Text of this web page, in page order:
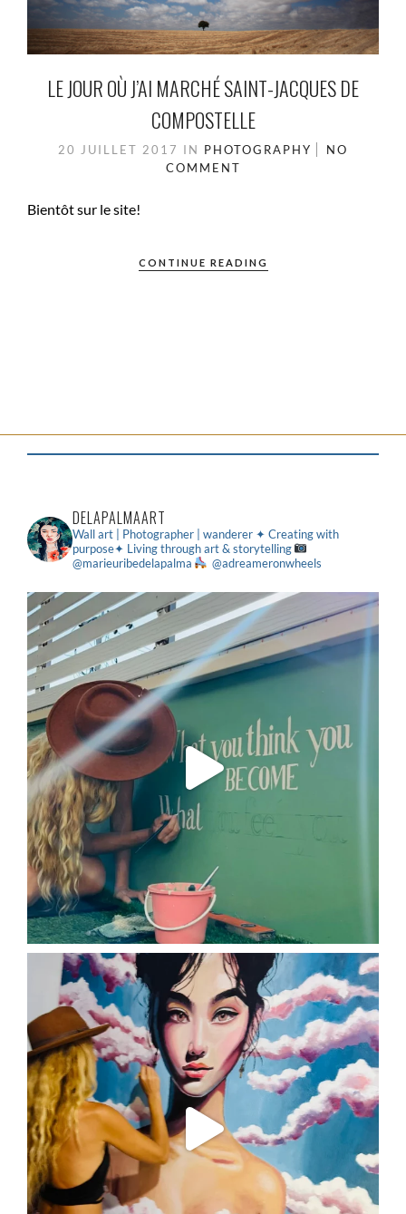
LE JOUR OÙ J’AI MARCHÉ SAINT-JACQUES DE
COMPOSTELLE
20 JUILLET 2017 IN PHOTOGRAPHY
NO
COMMENT
Bientôt sur le site!
CONTINUE READING
DELAPALMAART
Wall art | Photographer | wanderer ✦ Creating with
purpose✦ Living through art & storytelling
@marieuribedelapalma
@adreameronwheels